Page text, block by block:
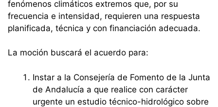
fenómenos climáticos extremos que, por su
frecuencia e intensidad, requieren una respuesta
planificada, técnica y con financiación adecuada.
La moción buscará el acuerdo para:
Instar a la Consejería de Fomento de la Junta
de Andalucía a que realice con carácter
urgente un estudio técnico-hidrológico sobre